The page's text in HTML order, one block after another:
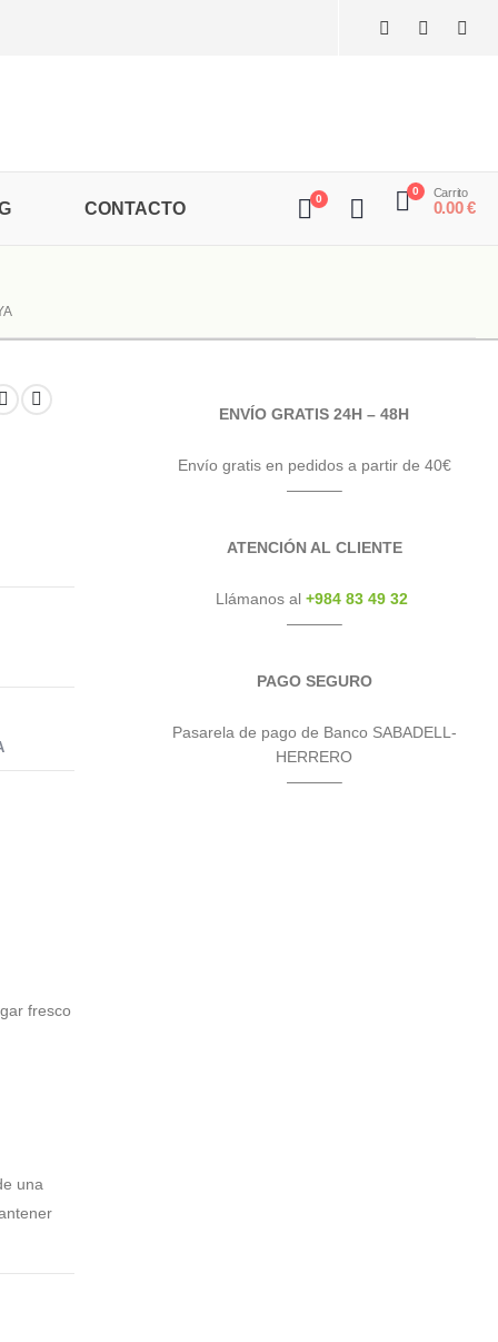
CONTACTO
0
0 Carrito
0.00€
fresco
una
ENVÍO GRATIS 24H – 48H
Envío gratis en pedidos a partir de 40€
———–
ATENCIÓN AL CLIENTE
Llámanos al +984 83 49 32
———–
PAGO SEGURO
Pasarela de pago de Banco SABADELL-
HERRERO
———–